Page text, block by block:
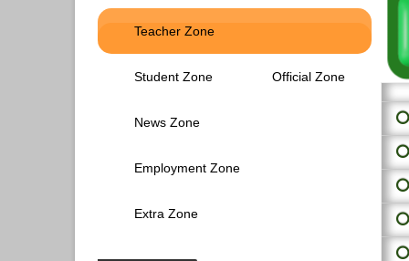
Teacher Zone
Student Zone Official Zone
News Zone
Employment Zone
Extra Zone